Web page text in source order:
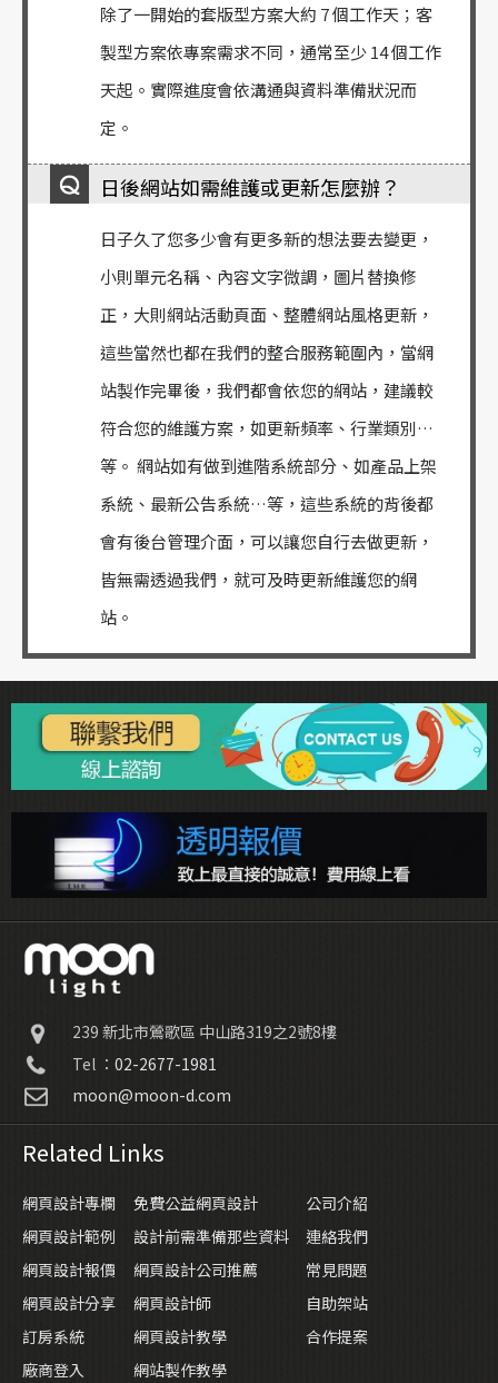
除了一開始的套版型方案大約 7 個工作天；客
製型方案依專案需求不同，通常至少 14 個工作
天起。實際進度會依溝通與資料準備狀況而
定。
日後網站如需維護或更新怎麼辦？
日子久了您多少會有更多新的想法要去變更，
小則單元名稱、內容文字微調，圖片替換修
正，大則網站活動頁面、整體網站風格更新，
這些當然也都在我們的整合服務範圍內，當網
站製作完畢後，我們都會依您的網站，建議較
符合您的維護方案，如更新頻率、行業類別…
等。 網站如有做到進階系統部分、如產品上架
系統、最新公告系統…等，這些系統的背後都
會有後台管理介面，可以讓您自行去做更新，
皆無需透過我們，就可及時更新維護您的網
站。
239 新北市鶯歌區 中山路319之2號8樓
Tel ： 02-2677-1981
moon@moon-d.com
Related Links
網頁設計專欄 免費公益網頁設計
公司介紹
網頁設計範例
設計前需準備那些資料
連絡我們
網頁設計報價
網頁設計公司推薦
常見問題
網頁設計分享
網頁設計師
自助架站
訂房系統
網頁設計教學
合作提案
廠商登入
網站製作教學